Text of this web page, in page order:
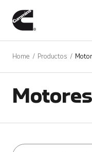
Home Productos
Motores